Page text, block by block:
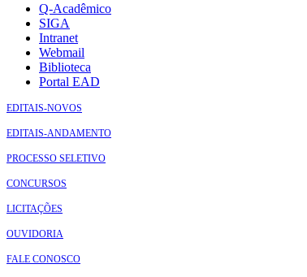
Q-Acadêmico
SIGA
Intranet
Webmail
Biblioteca
Portal EAD
EDITAIS-NOVOS
EDITAIS-ANDAMENTO
PROCESSO SELETIVO
CONCURSOS
LICITAÇÕES
OUVIDORIA
FALE CONOSCO